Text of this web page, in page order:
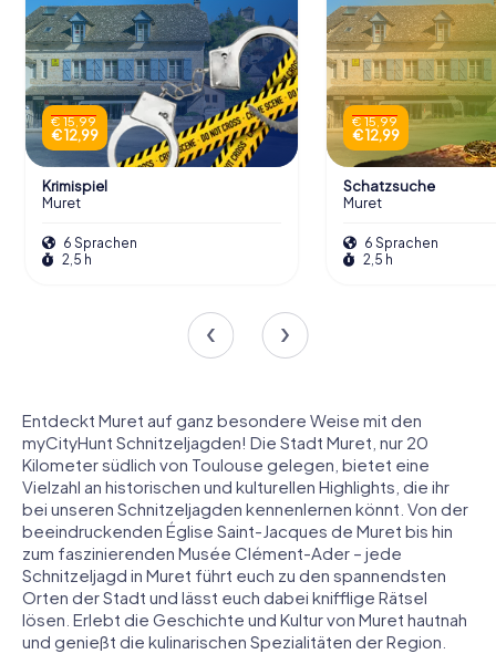
€ 15,99
€ 12,99
Krimispiel
Muret
6 Sprachen
2,5 h
€ 15,99
€ 12,99
Schatzsuche
Muret
6 Sprachen
2,5 h
Entdeckt Muret auf ganz besondere Weise mit den
myCityHunt Schnitzeljagden! Die Stadt Muret, nur 20
Kilometer südlich von Toulouse gelegen, bietet eine
Vielzahl an historischen und kulturellen Highlights, die ihr
bei unseren Schnitzeljagden kennenlernen könnt. Von der
beeindruckenden Église Saint-Jacques de Muret bis hin
zum faszinierenden Musée Clément-Ader – jede
Schnitzeljagd in Muret führt euch zu den spannendsten
Orten der Stadt und lässt euch dabei knifflige Rätsel
lösen. Erlebt die Geschichte und Kultur von Muret hautnah
und genießt die kulinarischen Spezialitäten der Region.